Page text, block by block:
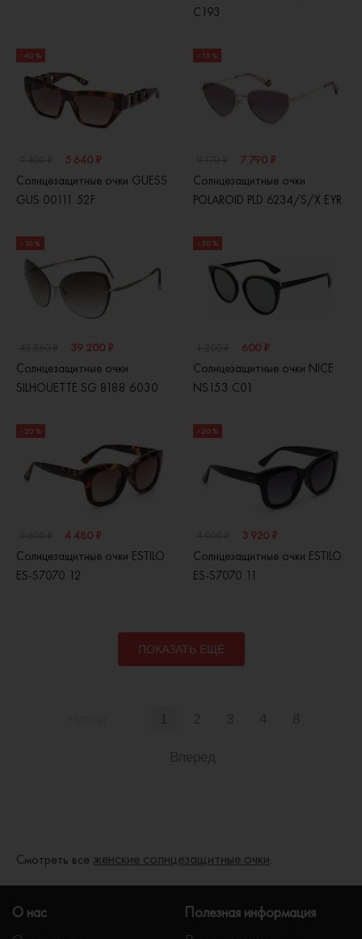
C193
- 40 %
5 640 ₽
Солнцезащитные очки GUESS
GUS 00111 52F
- 15 %
7 790 ₽
Солнцезащитные очки
POLAROID PLD 6234/S/X EYR
- 10 %
39 200 ₽
Солнцезащитные очки
SILHOUETTE SG 8188 6030
- 50 %
600 ₽
Солнцезащитные очки NICE
NS153 C01
- 20 %
4 480 ₽
Солнцезащитные очки ESTILO
ES-S7070 12
- 20 %
3 920 ₽
Солнцезащитные очки ESTILO
ES-S7070 11
ПОКАЗАТЬ ЕЩЁ
Смотреть все женские солнцезащитные очки.
О нас
Полезная информация